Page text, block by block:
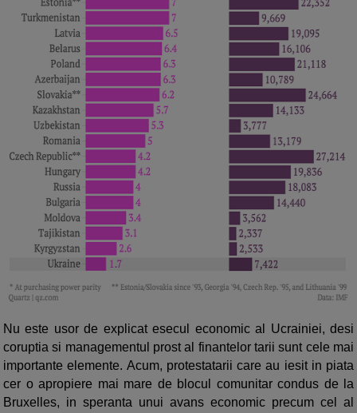
Nu este usor de explicat esecul economic al Ucrainiei, desi
coruptia si managementul prost al finantelor tarii sunt cele mai
importante elemente. Acum, protestatarii care au iesit in piata
cer o apropiere mai mare de blocul comunitar condus de la
Bruxelles, in speranta unui avans economic precum cel al